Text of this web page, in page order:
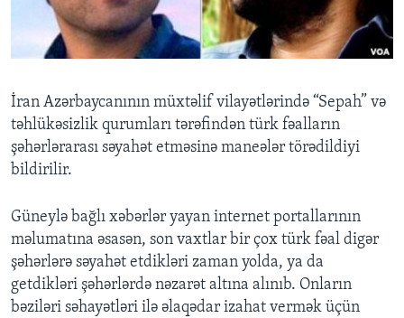
BIZI IZLƏYIN
Dillər
İran Azərbaycanının müxtəlif vilayətlərində “Sepah” və
təhlükəsizlik qurumları tərəfindən türk fəalların
şəhərlərarası səyahət etməsinə maneələr törədildiyi
bildirilir.
Güneylə bağlı xəbərlər yayan internet portallarının
məlumatına əsasən, son vaxtlar bir çox türk fəal digər
şəhərlərə səyahət etdikləri zaman yolda, ya da
getdikləri şəhərlərdə nəzarət altına alınıb. Onların
bəziləri səhayətləri ilə əlaqədar izahat vermək üçün